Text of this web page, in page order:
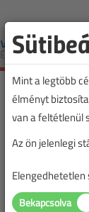
Mint a legtöbb
élményt
van a feltétlenül
Az ön jelenlegi
Elengedhetetlen